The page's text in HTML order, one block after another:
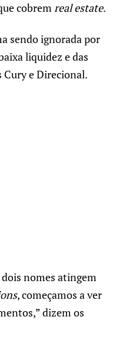
cobremreal estate.
sendo ignorada por
liquidez e das
e Direcional.
nomes atingem
, começamos a ver
dizem os